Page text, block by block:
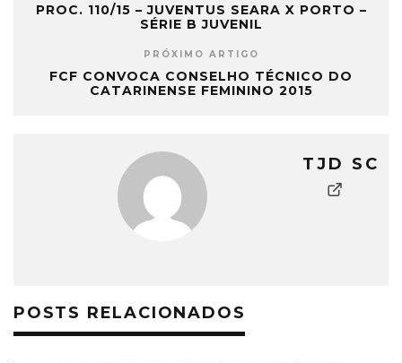
PROC. 110/15 – JUVENTUS SEARA X PORTO –
SÉRIE B JUVENIL
PRÓXIMO ARTIGO
FCF CONVOCA CONSELHO TÉCNICO DO
CATARINENSE FEMININO 2015
TJD SC
POSTS RELACIONADOS